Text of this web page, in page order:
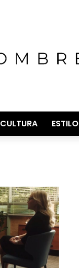
CULTURA ESTILO